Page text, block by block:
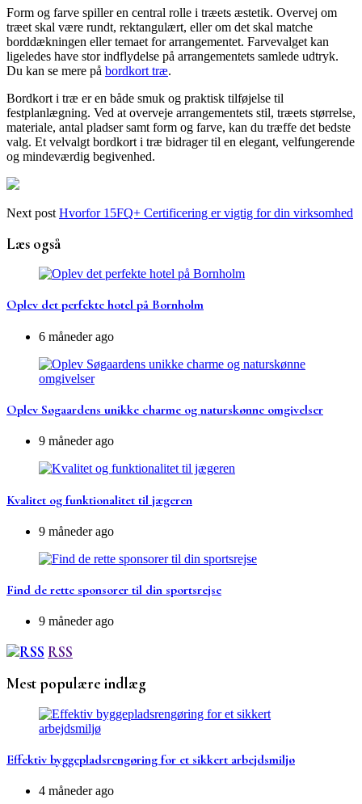
Form og farve spiller en central rolle i træets æstetik. Overvej om
træet skal være rundt, rektangulært, eller om det skal matche
borddækningen eller temaet for arrangementet. Farvevalget kan
ligeledes have stor indflydelse på arrangementets samlede udtryk.
Du kan se mere på bordkort træ.
Bordkort i træ er en både smuk og praktisk tilføjelse til
festplanlægning. Ved at overveje arrangementets stil, træets størrelse,
materiale, antal pladser samt form og farve, kan du træffe det bedste
valg. Et velvalgt bordkort i træ bidrager til en elegant, velfungerende
og mindeværdig begivenhed.
Next post Hvorfor 15FQ+ Certificering er vigtig for din virksomhed
Læs også
Oplev det perfekte hotel på Bornholm
6 måneder ago
Oplev Søgaardens unikke charme og naturskønne omgivelser
9 måneder ago
Kvalitet og funktionalitet til jægeren
9 måneder ago
Find de rette sponsorer til din sportsrejse
9 måneder ago
RSS
Mest populære indlæg
Effektiv byggepladsrengøring for et sikkert arbejdsmiljø
4 måneder ago